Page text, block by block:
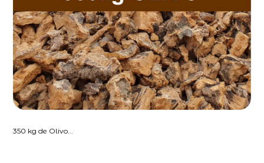
350 kg de Olivo...